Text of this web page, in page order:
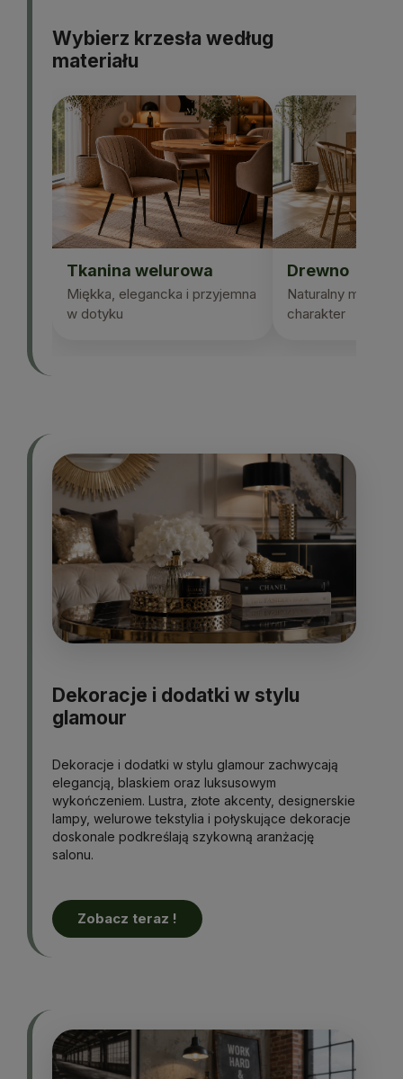
Wybierz krzesła według
materiału
Tkanina welurowa
Miękka, elegancka i przyjemna
w dotyku
Drewno
Naturalny
charakter
Dekoracje i dodatki w stylu
glamour
Dekoracje i dodatki w stylu glamour zachwycają
elegancją, blaskiem oraz luksusowym
wykończeniem. Lustra, złote akcenty, designerskie
lampy, welurowe tekstylia i połyskujące dekoracje
doskonale podkreślają szykowną aranżację
salonu.
Zobacz teraz !